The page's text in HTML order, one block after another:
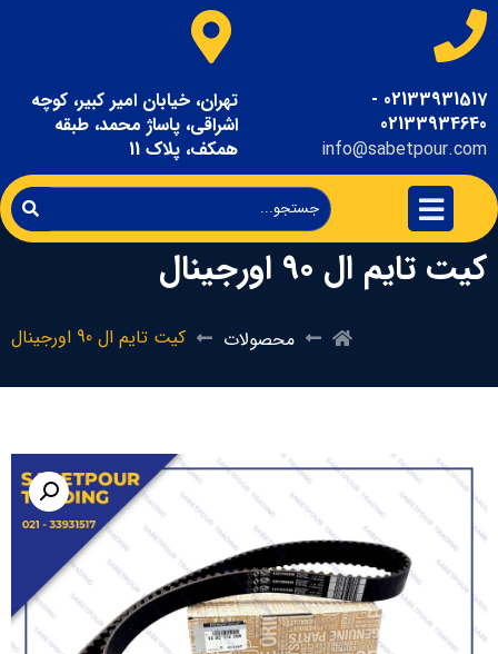
02133931517 -
02133934640
info@sabetpour.com
تهران، خیابان امیر کبیر، کوچه
اشراقی، پاساژ محمد، طبقه
همکف، پلاک 11
کیت تایم ال 90 اورجینال
محصولات کیت تایم ال 90 اورجینال